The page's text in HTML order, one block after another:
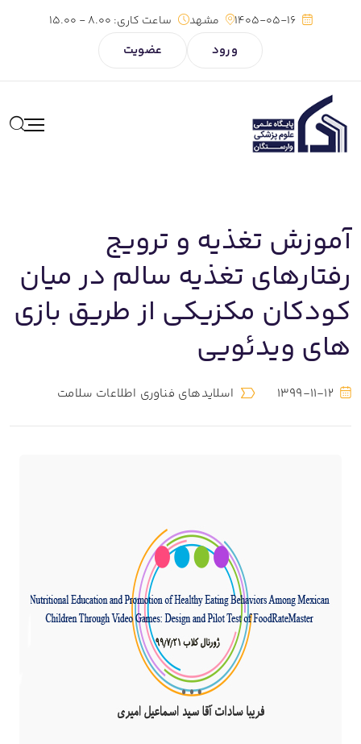
1405-05-16 مشهد ساعت کاری:
ورود عضویت
آموزش تغذیه و ترویج
رفتارهای تغذیه سالم در میان
کودکان مکزیکی از طریق بازی
های ویدئویی
1399-11-12 اسلایدهای فناوری اطلاعات سلامت